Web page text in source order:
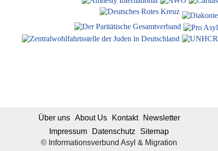
© Informationsverbund Asyl & Migration
Über uns About Us Kontakt
Newsletter
Impressum
Datenschutz Sitemap